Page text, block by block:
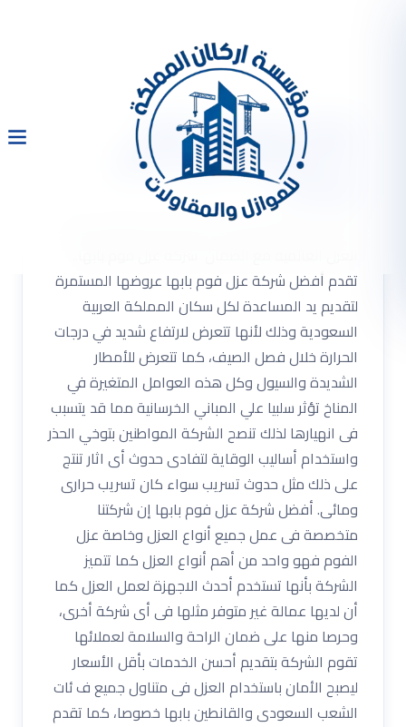
شركة عزل فوم بابها
0533334179 عزل اسطح
وخزانات
تقدم أفضل شركة عزل فوم بابها عروضها المستمرة
لتقديم يد المساعدة لكل سكان المملكة العربية
السعودية وذلك لأنها تتعرض لارتفاع شديد في درجات
الحرارة خلال فصل الصيف، كما تتعرض للأمطار
الشديدة والسيول وكل هذه العوامل المتغيرة في
المناخ تؤثر سلبيا علي المباني الخرسانية مما قد يتسبب
فى انهيارها لذلك تنصح الشركة المواطنين بتوخي الحذر
واستخدام أساليب الوقاية لتفادى حدوث أى اثار تنتج
على ذلك مثل حدوث تسريب سواء كان تسريب حرارى
ومائى. أفضل شركة عزل فوم بابها إن شركتنا
متخصصة فى عمل جميع أنواع العزل وخاصة عزل
الفوم فهو واحد من أهم أنواع العزل كما تتميز
الشركة بأنها تستخدم أحدث الاجهزة لعمل العزل كما
أن لديها عمالة غير متوفر مثلها فى أى شركة أخرى،
وحرصا منها على ضمان الراحة والسلامة لعملائها
تقوم الشركة بتقديم أحسن الخدمات بأقل الأسعار
ليصبح الأمان باستخدام العزل فى متناول جميع ف ئات
الشعب السعودى والقانطين بابها خصوصا، كما تقدم